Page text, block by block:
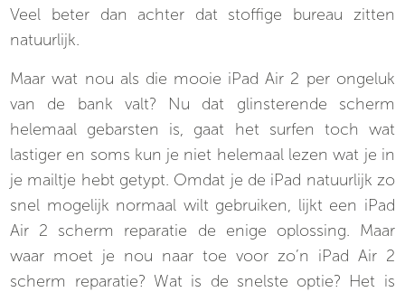
Veel beter dan achter dat stoffige bureau zitten
natuurlijk.
Maar wat nou als die mooie iPad Air 2 per ongeluk
van de bank valt? Nu dat glinsterende scherm
helemaal gebarsten is, gaat het surfen toch wat
lastiger en soms kun je niet helemaal lezen wat je in
je mailtje hebt getypt. Omdat je de iPad natuurlijk zo
snel mogelijk normaal wilt gebruiken, lijkt een iPad
Air 2 scherm reparatie de enige oplossing. Maar
waar moet je nou naar toe voor zo’n iPad Air 2
scherm reparatie? Wat is de snelste optie? Het is